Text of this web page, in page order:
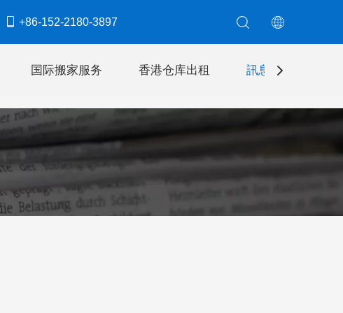
 +86-152-2180-3897​​​​​​​
国际搬家服务 香港仓库出租 訊息